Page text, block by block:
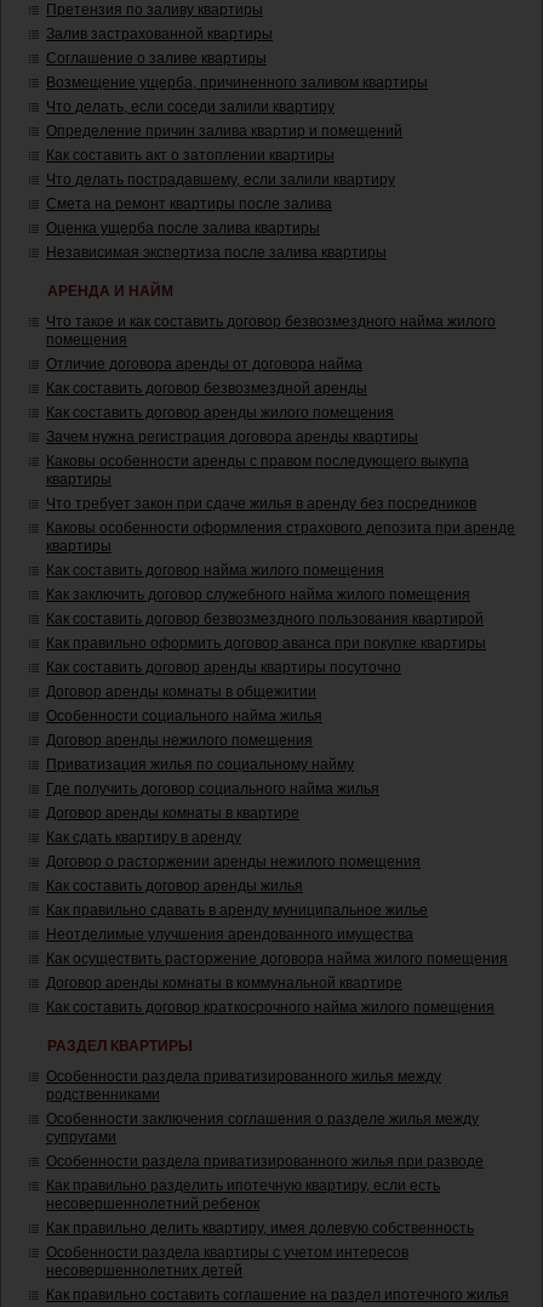
Претензия по заливу квартиры
Залив застрахованной квартиры
Соглашение о заливе квартиры
Возмещение ущерба, причиненного заливом квартиры
Что делать, если соседи залили квартиру
Определение причин залива квартир и помещений
Как составить акт о затоплении квартиры
Что делать пострадавшему, если залили квартиру
Смета на ремонт квартиры после залива
Оценка ущерба после залива квартиры
Независимая экспертиза после залива квартиры
АРЕНДА И НАЙМ
Что такое и как составить договор безвозмездного найма жилого
помещения
Отличие договора аренды от договора найма
Как составить договор безвозмездной аренды
Как составить договор аренды жилого помещения
Зачем нужна регистрация договора аренды квартиры
Каковы особенности аренды с правом последующего выкупа
квартиры
Что требует закон при сдаче жилья в аренду без посредников
Каковы особенности оформления страхового депозита при аренде
квартиры
Как составить договор найма жилого помещения
Как заключить договор служебного найма жилого помещения
Как составить договор безвозмездного пользования квартирой
Как правильно оформить договор аванса при покупке квартиры
Как составить договор аренды квартиры посуточно
Договор аренды комнаты в общежитии
Особенности социального найма жилья
Договор аренды нежилого помещения
Приватизация жилья по социальному найму
Где получить договор социального найма жилья
Договор аренды комнаты в квартире
Как сдать квартиру в аренду
Договор о расторжении аренды нежилого помещения
Как составить договор аренды жилья
Как правильно сдавать в аренду муниципальное жилье
Неотделимые улучшения арендованного имущества
Как осуществить расторжение договора найма жилого помещения
Договор аренды комнаты в коммунальной квартире
Как составить договор краткосрочного найма жилого помещения
РАЗДЕЛ КВАРТИРЫ
Особенности раздела приватизированного жилья между
родственниками
Особенности заключения соглашения о разделе жилья между
супругами
Особенности раздела приватизированного жилья при разводе
Как правильно разделить ипотечную квартиру, если есть
несовершеннолетний ребенок
Как правильно делить квартиру, имея долевую собственность
Особенности раздела квартиры с учетом интересов
несовершеннолетних детей
Как правильно составить соглашение на раздел ипотечного жилья